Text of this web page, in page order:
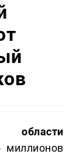
области
миллионов